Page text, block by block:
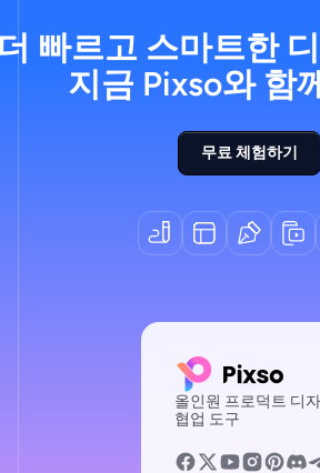
빠르고 스마트한
지금 Pixso와 함
무료 체험하기
올인원 프로덕트 디
협업 도구